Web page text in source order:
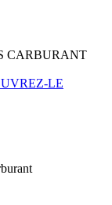
CARBURANT
LE